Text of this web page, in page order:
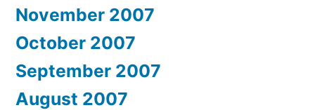
November 2007
October 2007
September 2007
August 2007